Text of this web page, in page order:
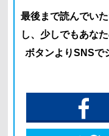
最後まで読んでい
し、少しでもあな
ボタンよりSNSで